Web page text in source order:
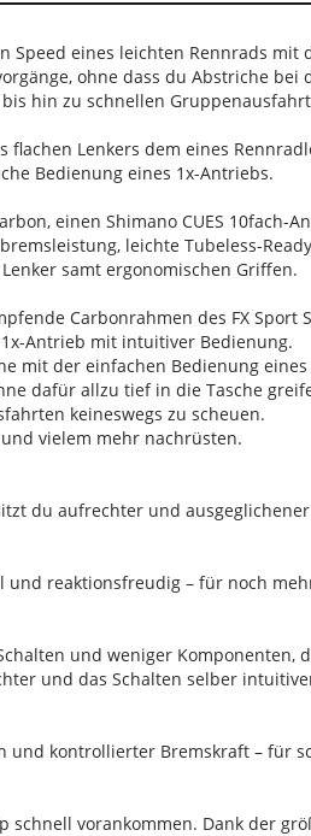
Speed eines leichten Rennrads
ohne dass du Abstriche
hin zu schnellen
Lenkers dem eines
Bedienung eines 1x-Antriebs.
einen Shimano CUES
leichte Tubeless-
samt ergonomischen Griffen.
Carbonrahmen des FX
Antrieb mit intuitiver Bedienung.
mit der einfachen Bedienung
dafür allzu tief in die Tasche
keineswegs zu scheuen.
vielem mehr nachrüsten.
du aufrechter und
und reaktionsfreudig – für noch
und weniger
und das Schalten selber
und kontrollierter Bremskraft – für
vorankommen. Dank der